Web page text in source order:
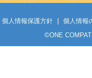
個人情報保護方針
個人情報
©ONE